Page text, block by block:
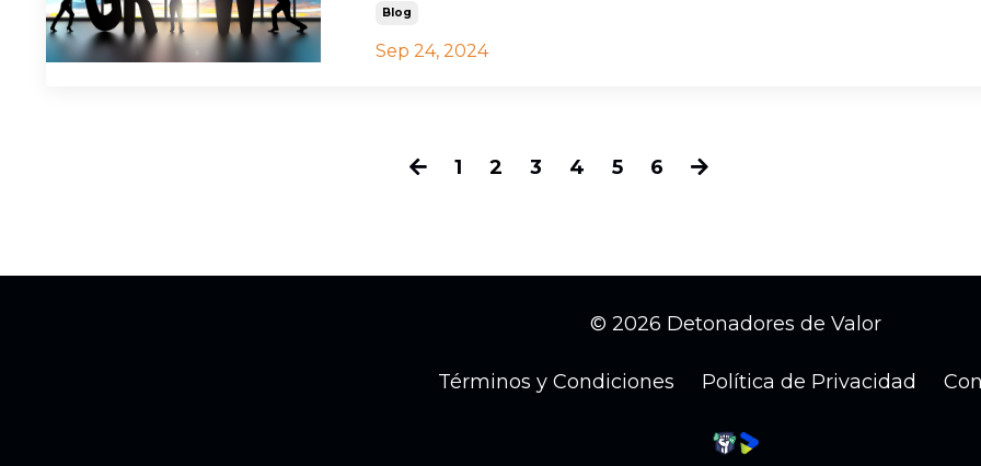
Blog
Sep 24, 2024
1 2 3 4 5 6
© 2026 Detonadores de Valor
Términos y Condiciones Política de Privacidad